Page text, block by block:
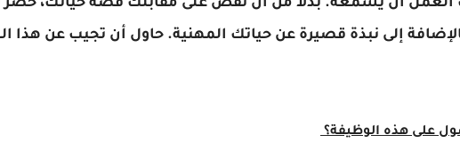
العمل أن يسمعه. بدلاً من أن تقصّ على مقابلك قصّة حياتك،
إلى نبذة قصيرة عن حياتك المهنية. حاول أن تجيب عن هذا
على هذه الوظيفة؟